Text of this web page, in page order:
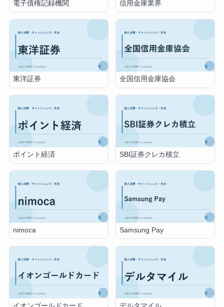
電子債権記録機関 信用金庫業界
東洋証券 全国信用金庫協会
ポイント経済 SBI証券クレカ積立
nimoca Samsung Pay